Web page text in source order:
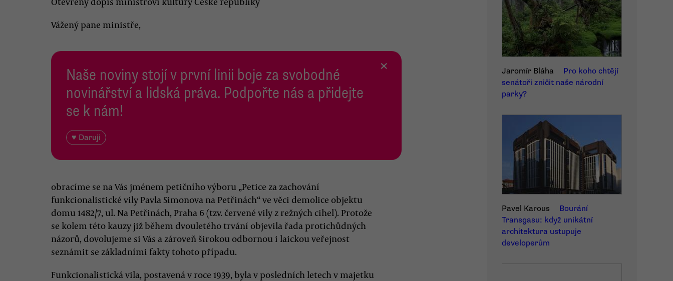
Vážený pane ministře,
Naše noviny stojí v první linii boje za svobodné
novinářství a lidská práva. Podpořte nás a přidejte
se k nám!
♥ Daruji
×
obracíme se na Vás jménem petičního výboru „Petice za zachování
funkcionalistické vily Pavla Simonova na Petřinách“ ve věci demolice objektu
domu 1482/7, ul. Na Petřinách, Praha 6 (tzv. červené vily z režných cihel). Protože
se kolem této kauzy již během dvouletého trvání objevila řada protichůdných
názorů, dovolujeme si Vás a zároveň širokou odbornou i laickou veřejnost
seznámit se základními fakty tohoto případu.
Funkcionalistická vila, postavená v roce 1939, byla v posledních letech v majetku
Jaromír Bláha
Pro koho chtějí
senátoři zničit naše národní
parky?
Pavel Karous
Bourání
Transgasu: když unikátní
architektura ustupuje
developerům